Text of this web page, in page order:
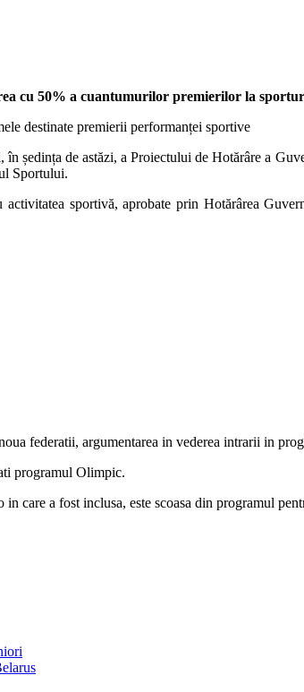
cu 50% a cuantumurilor premierilor la
ședința de astăzi, a Proiectului de Hotărâre a
Sportului.
sportivă, aprobate prin Hotărârea
federatii, argumentarea in vederea intrarii in
programul Olimpic.
care a fost inclusa, este scoasa din programul